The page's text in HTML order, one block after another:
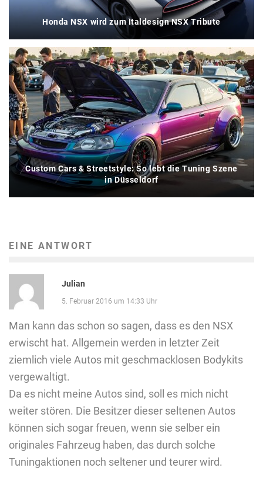
Honda NSX wird zum Italdesign NSX Tribute
Custom Cars & Streetstyle: So lebt die Tuning Szene
in Düsseldorf
EINE ANTWORT
Julian
5. Februar 2016 um 14:33 Uhr
Man kann das schon so sagen, dass es den NSX
erwischt hat. Allgemein werden in letzter Zeit
ziemlich viele Autos mit geschmacklosen Bodykits
vergewaltigt.
Da es nicht meine Autos sind, soll es mich nicht
weiter stören. Die Besitzer dieser seltenen Autos
können sich sogar freuen, wenn sie selber ein
originales Fahrzeug haben, das durch solche
Tuningaktionen noch seltener und teurer wird.